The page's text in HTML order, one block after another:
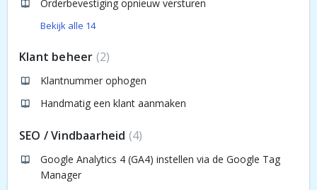
Orderbevestiging opnieuw versturen
Bekijk alle 14
Klant beheer 2
Klantnummer ophogen
Handmatig een klant aanmaken
SEO / Vindbaarheid 4
Google Analytics 4 (GA4) instellen via de Google Tag
Manager